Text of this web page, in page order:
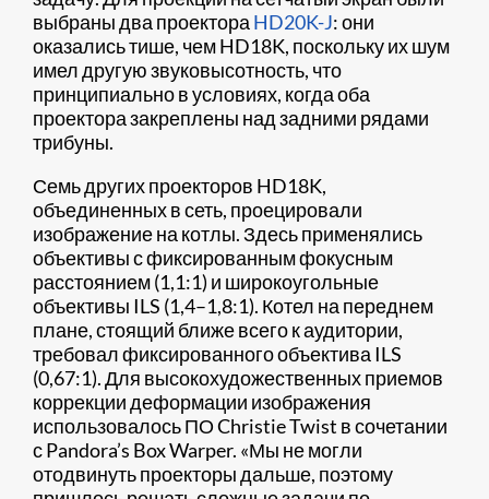
выбраны два проектораHD20K-J: они
оказались тише, чем HD18K, поскольку их шум
имел другую звуковысотность, что
принципиально в условиях, когда оба
проектора закреплены над задними рядами
трибуны.
Семь других проекторов HD18K,
объединенных в сеть, проецировали
изображение на котлы. Здесь применялись
объективы с фиксированным фокусным
расстоянием (1,1:1) и широкоугольные
объективы ILS (1,4–1,8:1). Котел на переднем
плане, стоящий ближе всего к аудитории,
требовал фиксированного объектива ILS
(0,67:1). Для высокохудожественных приемов
коррекции деформации изображения
использовалось ПО Christie Twist в сочетании
с Pandora’s Box Warper. «Мы не могли
отодвинуть проекторы дальше, поэтому